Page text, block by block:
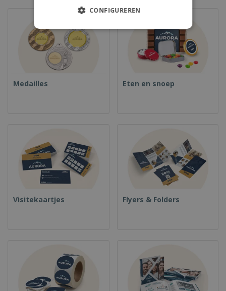
Medailles Eten en snoep
Visitekaartjes Flyers & Folders
CONFIGUREREN